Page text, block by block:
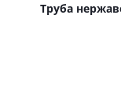
Труба